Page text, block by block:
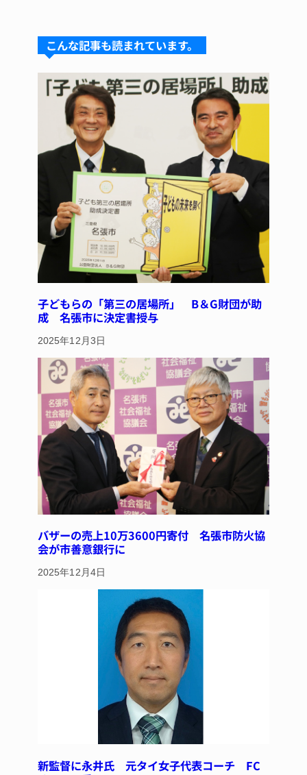
s
k
y
a
d
s
e
b
o
o
e
st
こんな記事も読まれています。
子どもらの「第三の居場所」 B＆G財団が助
成 名張市に決定書授与
2025年12月3日
バザーの売上10万3600円寄付 名張市防火協
会が市善意銀行に
2025年12月4日
新監督に永井氏 元タイ女子代表コーチ FC